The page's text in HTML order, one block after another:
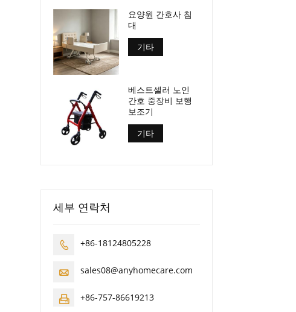
요양원 간호사 침
대
기타
베스트셀러 노인
간호 중장비 보행
보조기
기타
세부 연락처
 +86-18124805228
 sales08@anyhomecare.com
 +86-757-86619213